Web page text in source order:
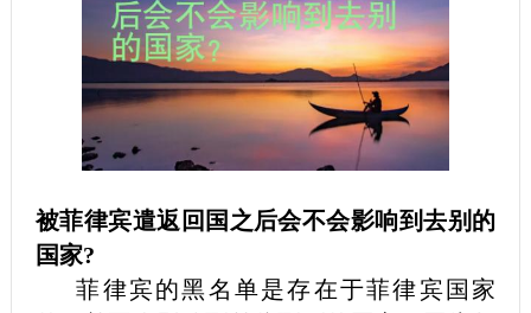
被菲律宾遣返回国之后会不会影响到去别的
国家?
菲律宾的黑名单是存在于菲律宾国家